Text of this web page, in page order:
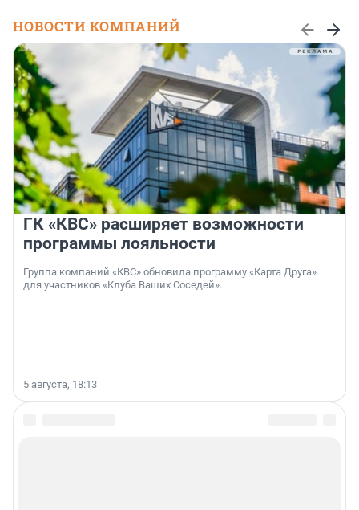
НОВОСТИ КОМПАНИЙ
ГК «КВС» расширяет возможности
программы лояльности
Группа компаний «КВС» обновила программу «Карта Друга»
для участников «Клуба Ваших Соседей».
5 августа, 18:13